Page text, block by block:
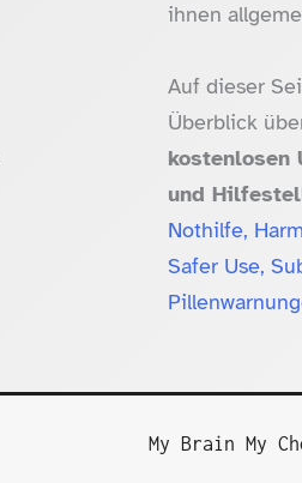
ihnen
Auf dieser
Überblick
kostenlosen
und
Nothilfe,
Safer Use,
My Brain My